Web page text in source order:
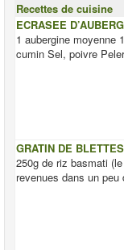
Recettes de cuisine
ECRASEE
1 aubergine moyenne
cumin Sel, poivre
GRATIN DE BLETTES
250g de riz basmati
revenues dans un peu